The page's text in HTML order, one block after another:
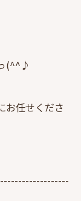
(^^♪
お任せくださ